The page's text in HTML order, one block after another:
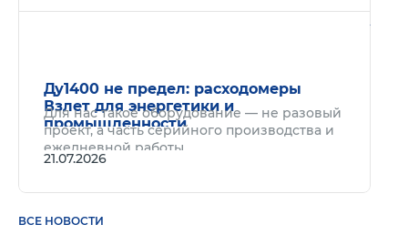
Ду1400 не предел: расходомеры
Взлет для энергетики и
промышленности
Для нас такое оборудование — не разовый
проект, а часть серийного производства и
ежедневной работы.
21.07.2026
ВСЕ НОВОСТИ